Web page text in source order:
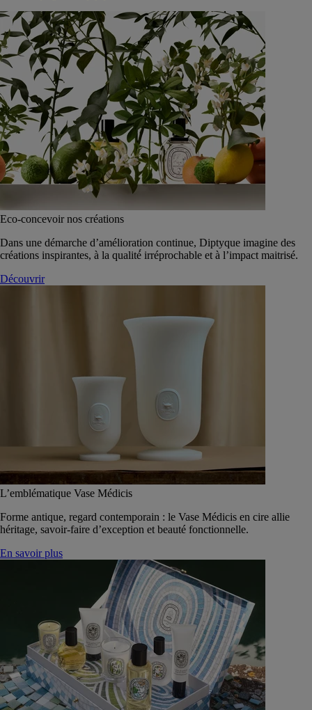
Eco-concevoir nos créations
Dans une démarche d’amélioration continue, Diptyque imagine des
créations inspirantes, à la qualité́ irréprochable et à l’impact maitrisé.
Découvrir
L’emblématique Vase Médicis
Forme antique, regard contemporain : le Vase Médicis en cire allie
héritage, savoir-faire d’exception et beauté fonctionnelle.
En savoir plus